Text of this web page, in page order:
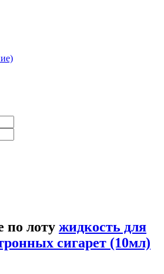
по лоту жидкость для
сигарет (10мл)